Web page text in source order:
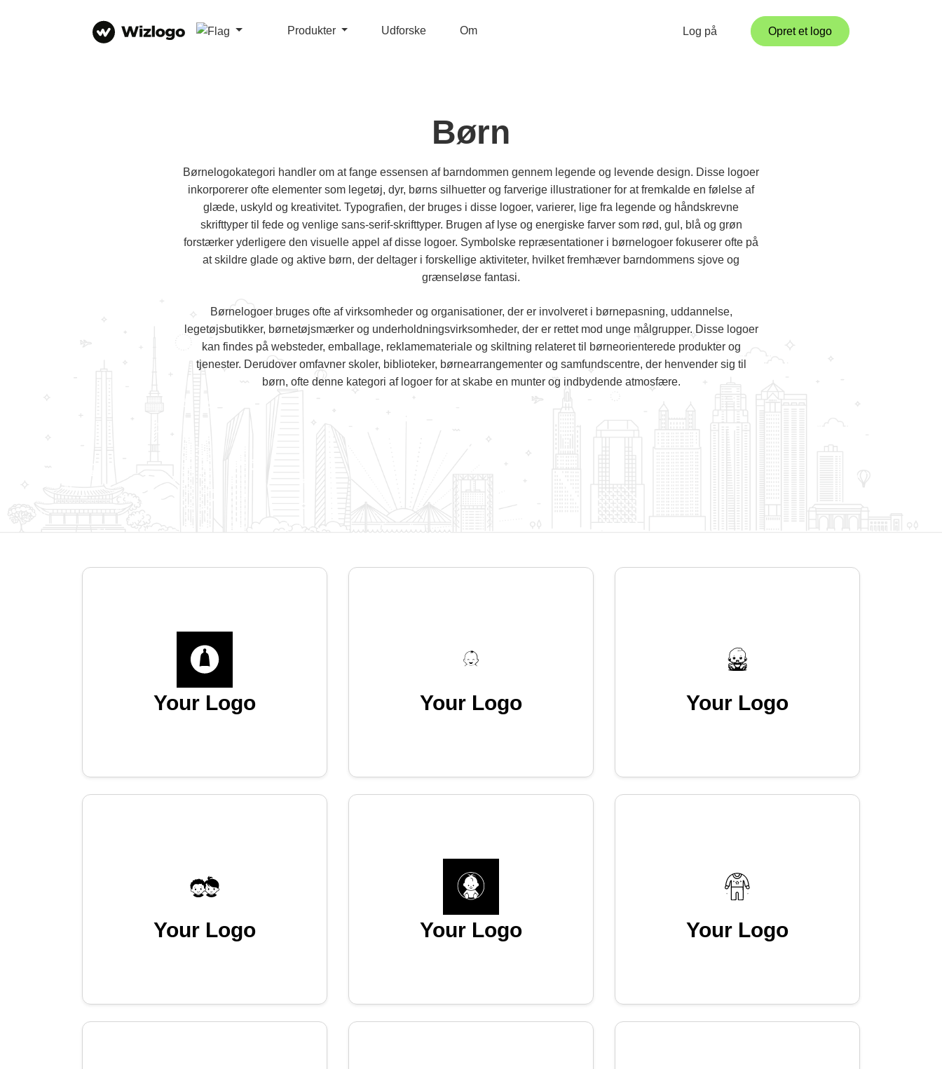
Produkter Udforske Om Log på Opret et logo
Børn
Børnelogokategori handler om at fange essensen af barndommen gennem legende og levende design. Disse logoer
inkorporerer ofte elementer som legetøj, dyr, børns silhuetter og farverige illustrationer for at fremkalde en følelse af
glæde, uskyld og kreativitet. Typografien, der bruges i disse logoer, varierer, lige fra legende og håndskrevne
skrifttyper til fede og venlige sans-serif-skrifttyper. Brugen af lyse og energiske farver som rød, gul, blå og grøn
forstærker yderligere den visuelle appel af disse logoer. Symbolske repræsentationer i børnelogoer fokuserer ofte på
at skildre glade og aktive børn, der deltager i forskellige aktiviteter, hvilket fremhæver barndommens sjove og
grænseløse fantasi.
Børnelogoer bruges ofte af virksomheder og organisationer, der er involveret i børnepasning, uddannelse,
legetøjsbutikker, børnetøjsmærker og underholdningsvirksomheder, der er rettet mod unge målgrupper. Disse logoer
kan findes på websteder, emballage, reklamemateriale og skiltning relateret til børneorienterede produkter og
tjenester. Derudover omfavner skoler, biblioteker, børnearrangementer og samfundscentre, der henvender sig til
børn, ofte denne kategori af logoer for at skabe en munter og indbydende atmosfære.
Your Logo Your Logo Your Logo
Your Logo Your Logo Your Logo